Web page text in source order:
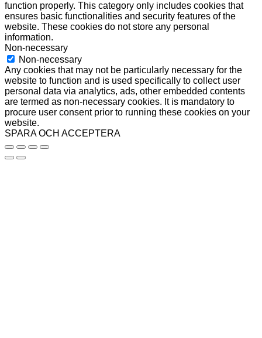
function properly. This category only includes cookies that
ensures basic functionalities and security features of the
website. These cookies do not store any personal
information.
Non-necessary
Non-necessary
Any cookies that may not be particularly necessary for the
website to function and is used specifically to collect user
personal data via analytics, ads, other embedded contents
are termed as non-necessary cookies. It is mandatory to
procure user consent prior to running these cookies on your
website.
SPARA OCH ACCEPTERA